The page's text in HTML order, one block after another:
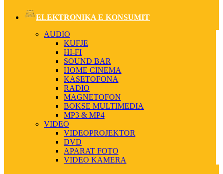
ELEKTRONIKA E KONSUMIT
AUDIO
KUFJE
HI-FI
SOUND BAR
HOME CINEMA
KASETOFONA
RADIO
MAGNETOFON
BOKSE MULTIMEDIA
MP3 & MP4
VIDEO
VIDEOPROJEKTOR
DVD
APARAT FOTO
VIDEO KAMERA